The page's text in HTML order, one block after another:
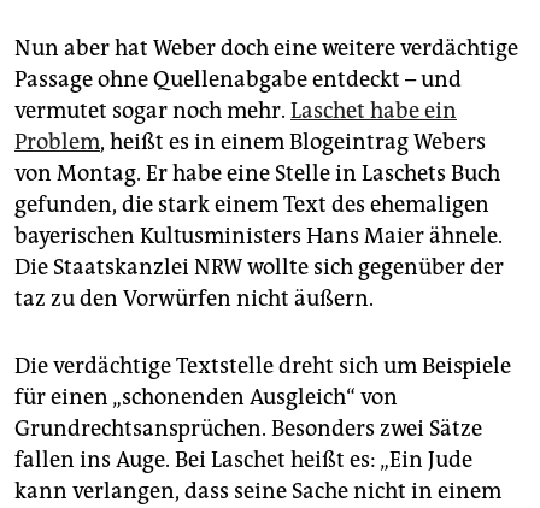
Nun aber hat Weber doch eine weitere verdächtige
Passage ohne Quellenabgabe entdeckt – und
vermutet sogar noch mehr. Laschet habe ein
Problem, heißt es in einem Blogeintrag Webers
von Montag. Er habe eine Stelle in Laschets Buch
gefunden, die stark einem Text des ehemaligen
bayerischen Kultusministers Hans Maier ähnele.
Die Staatskanzlei NRW wollte sich gegenüber der
taz zu den Vorwürfen nicht äußern.
Die verdächtige Textstelle dreht sich um Beispiele
für einen „schonenden Ausgleich“ von
Grundrechtsansprüchen. Besonders zwei Sätze
fallen ins Auge. Bei Laschet heißt es: „Ein Jude
kann verlangen, dass seine Sache nicht in einem